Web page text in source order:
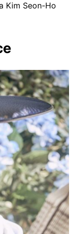
Kim Seon-Ho